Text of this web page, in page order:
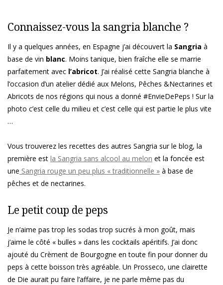
Connaissez-vous la sangria blanche ?
Il y a quelques années, en Espagne j’ai découvert la Sangria à
base de vin blanc. Moins tanique, bien fraîche elle se marrie
parfaitement avec l’abricot. J’ai réalisé cette Sangria blanche à
l’occasion d’un atelier dédié aux Melons, Pêches &Nectarines et
Abricots de nos régions qui nous a donné #EnvieDePeps ! Sur la
photo c’est celle du milieu et c’est celle qui est partie le plus vite
…
Vous trouverez les recettes des autres Sangria sur le blog, la
première est la Sangria sans alcool au melon et la foncée est
une Sangria rouge un peu plus « traditionnelle » à base de
pêches et de nectarines.
Le petit coup de peps
Je n’aime pas trop les sodas trop sucrés à mon goût, mais
j’aime le côté « bulles » dans les cocktails apéritifs. J’ai donc
ajouté du Crèment de Bourgogne en toute fin pour donner du
peps à cette boisson très agréable. Un Prosseco, une clairette
de Die aurait pu faire l’affaire, je ne parle même pas du